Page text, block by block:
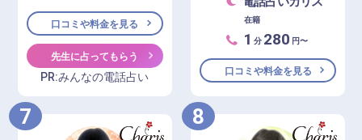
口コミや料金を見る
先生に占ってもらう
PR:みんなの電話占い
在籍
1 分 280 円〜
口コミや料金を見る
7 8